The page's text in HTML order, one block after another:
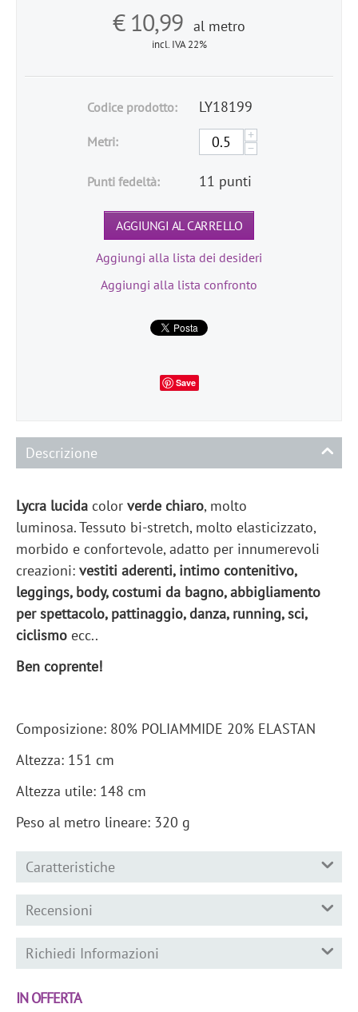
€ 10,99 al metro
incl. IVA 22%
Codice prodotto: LY18199
Metri:
+
−
Punti fedeltà: 11 punti
AGGIUNGI AL CARRELLO
Aggiungi alla lista dei desideri
Aggiungi alla lista confronto
Save
Descrizione
Lycra lucida color verde chiaro, molto
luminosa. Tessuto bi-stretch, molto elasticizzato,
morbido e confortevole, adatto per innumerevoli
creazioni: vestiti aderenti, intimo contenitivo,
leggings, body, costumi da bagno, abbigliamento
per spettacolo, pattinaggio, danza, running, sci,
ciclismo ecc..
Ben coprente!
Composizione: 80% POLIAMMIDE 20% ELASTAN
Altezza: 151 cm
Altezza utile: 148 cm
Peso al metro lineare: 320 g
Caratteristiche
Recensioni
Richiedi Informazioni
IN OFFERTA